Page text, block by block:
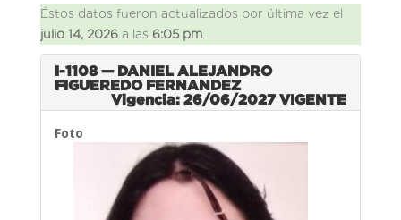
Éstos datos fueron actualizados por última vez el
julio 14, 2026a las 6:05 pm.
I-1108 — DANIEL ALEJANDRO
FIGUEREDO FERNANDEZ
Vigencia: 26/06/2027VIGENTE
Foto